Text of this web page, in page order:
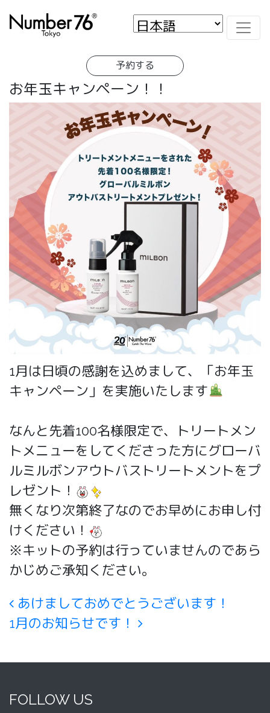
予約する
お年玉キャンペーン！！
1月は日頃の感謝を込めまして、「お年玉
キャンペーン」を実施いたします
なんと先着100名様限定で、トリートメン
トメニューをしてくださった方にグローバ
ルミルボンアウトバストリートメントをプ
レゼント！
無くなり次第終了なのでお早めにお申し付
けください！
※キットの予約は行っていませんのであら
かじめご承知ください。
Post navigation
あけましておめでとうございます！
1月のお知らせです！
FOLLOW US